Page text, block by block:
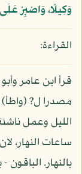
وَكِيلًا، وَاصْبِرْ
القراءة:
قرأ ابن عامر
مصدرا ل? (واطأ)
الليل وعمل
ساعات النهار،
بالنهار.